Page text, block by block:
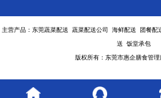
主营产品：东莞蔬菜配送 蔬菜配送公司 海鲜配送 团餐
送 饭堂承包
版权所有：东莞市惠企膳食管理